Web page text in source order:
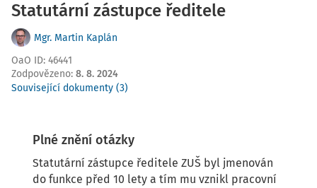
Statutární zástupce ředitele
Mgr. Martin Kaplán
OaO ID: 46441
Zodpovězeno: 8. 8. 2024
Související dokumenty (3)
Plné znění otázky
Statutární zástupce ředitele ZUŠ byl jmenován
do funkce před 10 lety a tím mu vznikl pracovní